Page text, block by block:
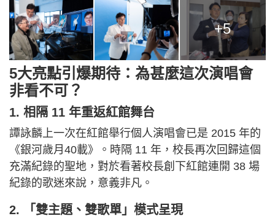
+5
5大亮點引爆期待：為甚麼這次演唱會
非看不可？
1. 相隔 11 年重返紅館舞台
譚詠麟上一次在紅館舉行個人演唱會已是 2015 年的
《銀河歲月40載》。時隔 11 年，校長再次回歸這個
充滿紀錄的聖地，對於看著校長創下紅館連開 38 場
紀錄的歌迷來說，意義非凡。
2. 「雙主題、雙歌單」模式呈現